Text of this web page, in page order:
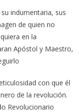
indumentaria, sus
de quien no
en la
Apóstol y Maestro,
con que él
de la revolución.
Revolucionario